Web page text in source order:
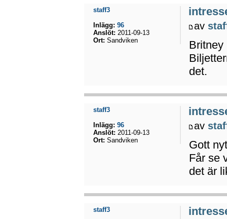
av
Britney
det.
staff3
Inlägg: 96
Anslöt: 2011-09-13
Ort: Sandviken
av
Gott
Får se
det är
staff3
Inlägg: 96
Anslöt: 2011-09-13
Ort: Sandviken
staff3